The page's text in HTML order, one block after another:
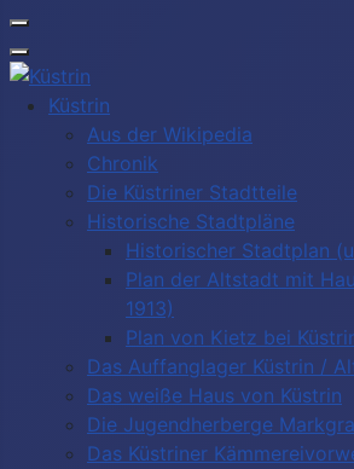
Küstrin
Aus der Wikipedia
Chronik
Die Küstriner Stadtteile
Historische Stadtpläne
Historischer Stadtplan
Plan der Altstadt mit
1913)
Plan von Kietz bei
Das Auffanglager Küstrin /
Das weiße Haus von Küstrin
Die Jugendherberge
Das Küstriner